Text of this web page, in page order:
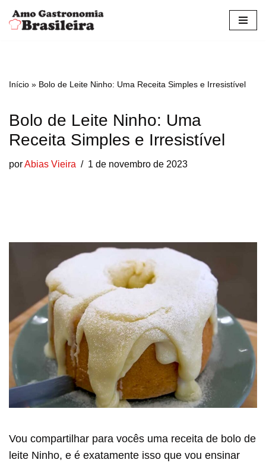
Pular
conteúdo
Início » Bolo de Leite Ninho: Uma Receita Simples e Irresistível
Bolo de Leite Ninho: Uma
Receita Simples e Irresistível
porAbias Vieira 1 de novembro de 2023
Vou compartilhar para vocês uma receita de bolo de
leite Ninho, e é exatamente isso que vou ensinar